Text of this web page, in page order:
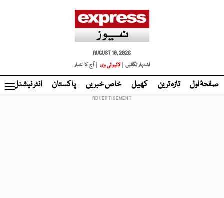
AUGUST 10, 2026
اشتہار لگائیں |
لائیو ٹی وی | آج کا اخبار
صفحۂ اول تازہ ترین کھیل خاص خبریں پاکستان انٹر نیشنل